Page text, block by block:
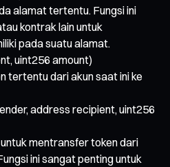
alamat tertentu. Fungsi ini
kontrak lain untuk
pada suatu alamat.
uint256 amount)
tertentu dari akun saat ini ke
address recipient, uint256
mentransfer token dari
ini sangat penting untuk